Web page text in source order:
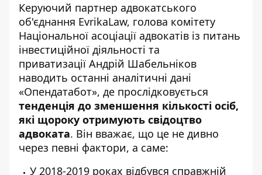
Керуючий партнер адвокатського
об'єднання EvrikaLaw, голова комітету
Національної асоціації адвокатів із питань
інвестиційної діяльності та
приватизації Андрій Шабельніков
наводить останні аналітичні дані
«Опендатабот», де прослідковується
тенденція до зменшення кількості осіб,
які щороку отримують свідоцтво
адвоката. Він вважає, що це не дивно
через певні фактори, а саме:
У 2018-2019 роках відбувся справжній